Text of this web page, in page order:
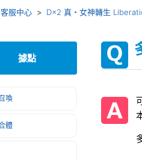
服中心 D×2 真・女神轉生
據點
喚
體